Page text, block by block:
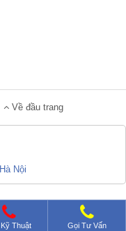
Về đầu trang
Thuật Gọi Tư Vấn
Nội